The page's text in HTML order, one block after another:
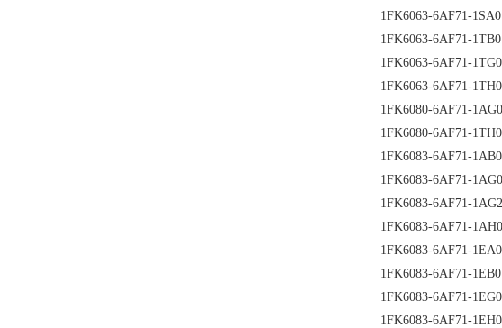
1FK6063-6AF71-
1FK6063-6AF71-
1FK6063-6AF71-
1FK6063-6AF71-
1FK6080-6AF71-
1FK6080-6AF71-
1FK6083-6AF71-
1FK6083-6AF71-
1FK6083-6AF71-
1FK6083-6AF71-
1FK6083-6AF71-
1FK6083-6AF71-
1FK6083-6AF71-
1FK6083-6AF71-